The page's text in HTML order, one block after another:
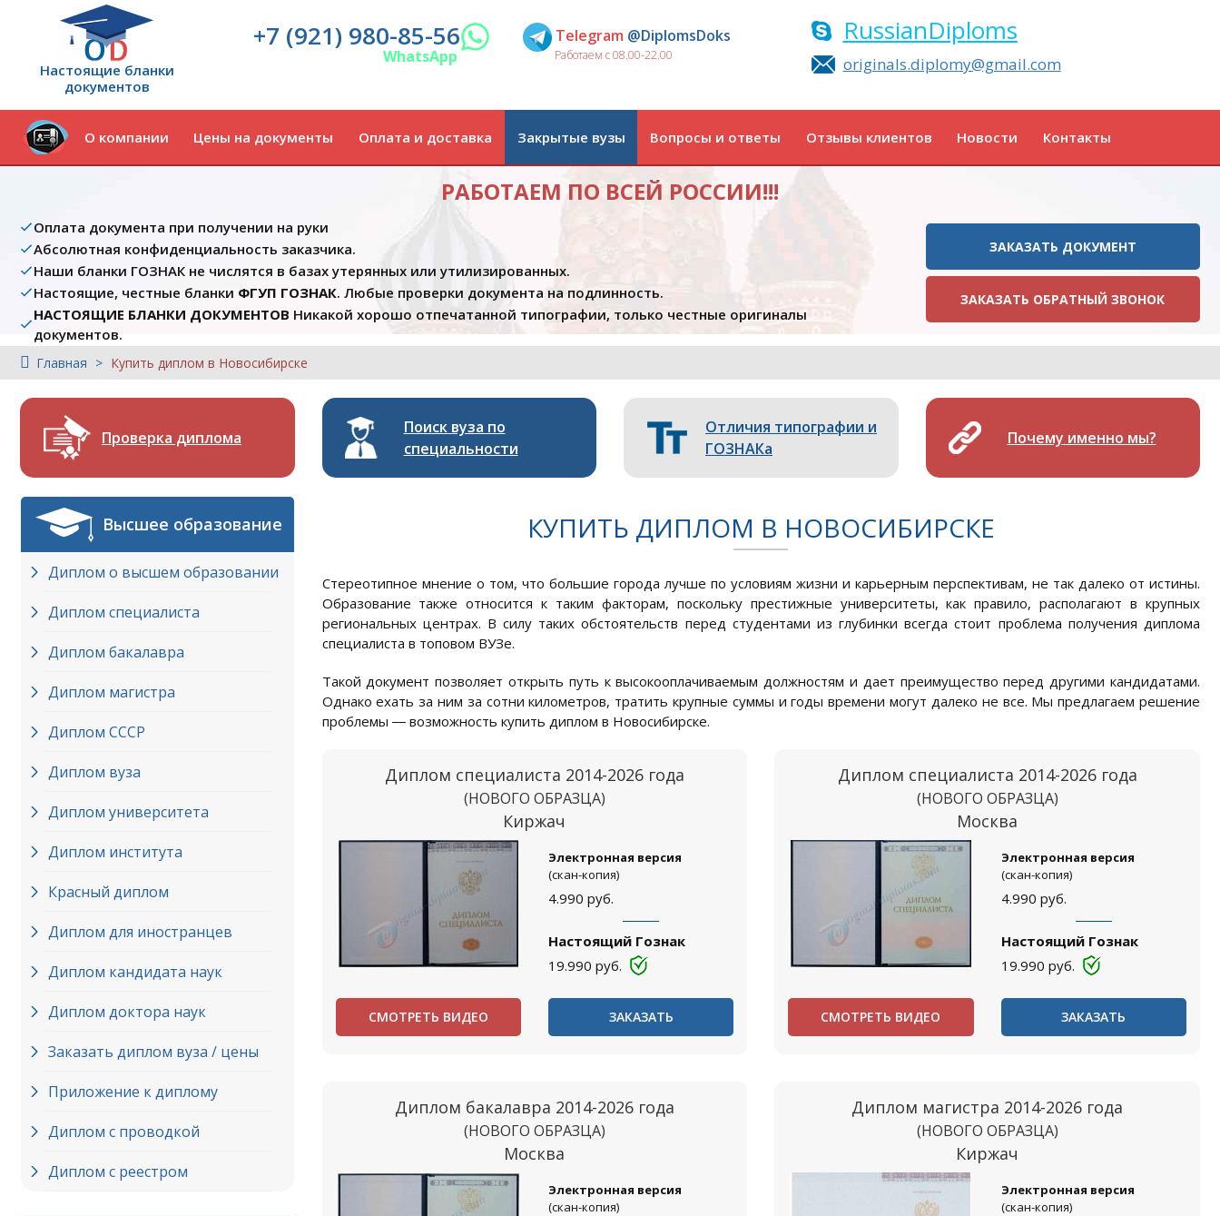
Настоящие бланки
документов
+7 (921) 980-85-56
WhatsApp
Telegram @DiplomsDoks
Работаем с 08.00-22.00
RussianDiploms
originals.diplomy@gmail.com
О компании Цены на документы Оплата и доставка Закрытые вузы Вопросы и ответы Отзывы клиентов Новости Контакты
РАБОТАЕМ ПО ВСЕЙ РОССИИ!!!
Оплата документа при получении на руки
Абсолютная конфиденциальность заказчика.
Наши бланки ГОЗНАК не числятся в базах утерянных или утилизированных.
Настоящие, честные бланки ФГУП ГОЗНАК. Любые проверки документа на подлинность.
НАСТОЯЩИЕ БЛАНКИ ДОКУМЕНТОВ Никакой хорошо отпечатанной типографии, только честные оригиналы
документов.
ЗАКАЗАТЬ ДОКУМЕНТ
ЗАКАЗАТЬ ОБРАТНЫЙ ЗВОНОК
Главная Купить диплом в Новосибирске
Проверка диплома
Поиск вуза по
специальности
Отличия типографии и
ГОЗНАКа
Почему именно мы?
Высшее образование
Диплом о высшем образовании
Диплом специалиста
Диплом бакалавра
Диплом магистра
Диплом СССР
Диплом вуза
Диплом университета
Диплом института
Красный диплом
Диплом для иностранцев
Диплом кандидата наук
Диплом доктора наук
Заказать диплом вуза / цены
Приложение к диплому
Диплом с проводкой
Диплом с реестром
КУПИТЬ ДИПЛОМ В НОВОСИБИРСКЕ
Стереотипное мнение о том, что большие города лучше по условиям жизни и карьерным перспективам, не так далеко от истины.
Образование также относится к таким факторам, поскольку престижные университеты, как правило, располагают в крупных
региональных центрах. В силу таких обстоятельств перед студентами из глубинки всегда стоит проблема получения диплома
специалиста в топовом ВУЗе.
Такой документ позволяет открыть путь к высокооплачиваемым должностям и дает преимущество перед другими кандидатами.
Однако ехать за ним за сотни километров, тратить крупные суммы и годы времени могут далеко не все. Мы предлагаем решение
проблемы ― возможность купить диплом в Новосибирске.
Диплом специалиста 2014-2026 года
(НОВОГО ОБРАЗЦА)
Киржач
Электронная версия
(скан-копия)
4.990 руб.
Настоящий Гознак
19.990 руб.
СМОТРЕТЬ ВИДЕО ЗАКАЗАТЬ
Диплом специалиста 2014-2026 года
(НОВОГО ОБРАЗЦА)
Москва
Электронная версия
(скан-копия)
4.990 руб.
Настоящий Гознак
19.990 руб.
СМОТРЕТЬ ВИДЕО ЗАКАЗАТЬ
Диплом бакалавра 2014-2026 года
(НОВОГО ОБРАЗЦА)
Москва
Электронная версия
(скан-копия)
Диплом магистра 2014-2026 года
(НОВОГО ОБРАЗЦА)
Киржач
Электронная версия
(скан-копия)